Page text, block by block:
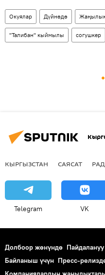
Окуялар Дүйнөдө
"Талибан" кыймылы согушкер
КЫРГЫЗСТАН САЯСАТ
Telegram VK
Долбоор жөнүндө
Байланыш үчүн Пресс-